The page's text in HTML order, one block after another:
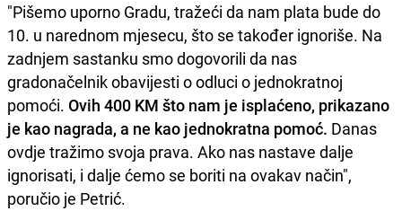
"Pišemo uporno Gradu, tražeći da nam plata bude do
10. u narednom mjesecu, što se također ignoriše. Na
zadnjem sastanku smo dogovorili da nas
gradonačelnik obavijesti o odluci o jednokratnoj
pomoći. Ovih 400 KM što nam je isplaćeno, prikazano
je kao nagrada, a ne kao jednokratna pomoć. Danas
ovdje tražimo svoja prava. Ako nas nastave dalje
ignorisati, i dalje ćemo se boriti na ovakav način",
poručio je Petrić.